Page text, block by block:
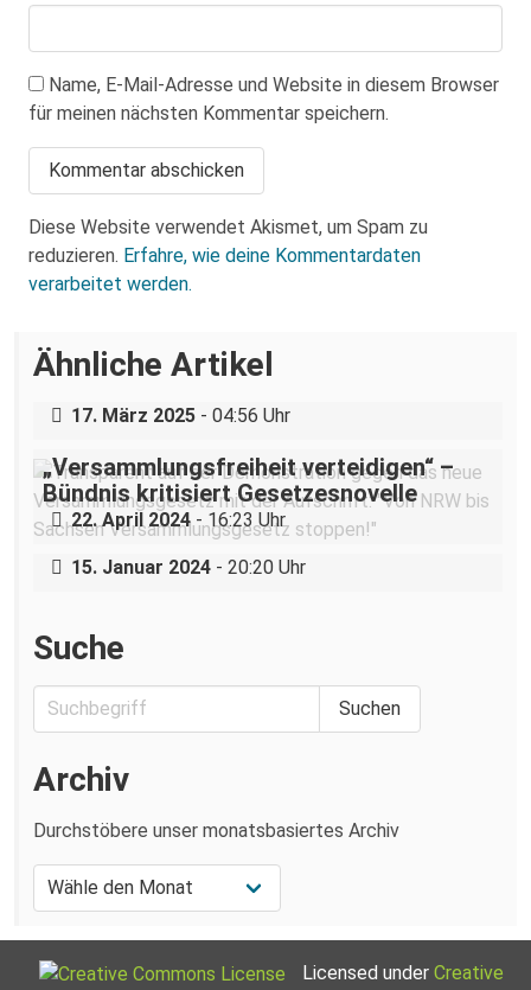
Name, E-Mail-Adresse und Website in diesem Browser
für meinen nächsten Kommentar speichern.
Diese Website verwendet Akismet, um Spam zu
reduzieren. Erfahre, wie deine Kommentardaten
verarbeitet werden.
Ähnliche Artikel
Holocaustgedenktag in Coswig bei
17. März 2025 - 04:56 Uhr
„Versammlungsfreiheit verteidigen“ –
Bündnis kritisiert Gesetzesnovelle
22. April 2024- 16:23 Uhr
Status quo: Eine Rückschau auf die Idee
#wirstreiken im Landtagswahlkampf
2019
15. Januar 2024 - 20:20 Uhr
Suche
Archiv
Durchstöbere unser monatsbasiertes Archiv
Licensed under Creative